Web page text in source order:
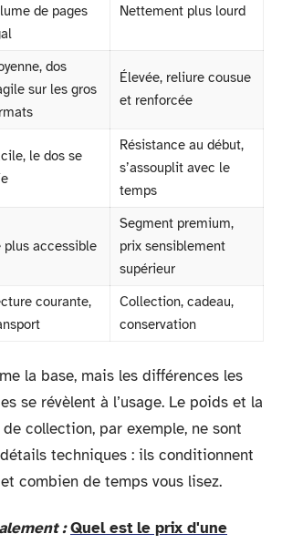
de pages
Nettement plus lourd
dos
sur les gros
Élevée, reliure cousue
et renforcée
le dos se
Résistance au début,
s’assouplit avec le
temps
plus accessible
Segment premium,
prix sensiblement
supérieur
courante,
Collection, cadeau,
conservation
la base, mais les différences les
se révèlent à l’usage. Le poids et la
collection, par exemple, ne sont
techniques : ils conditionnent
combien de temps vous lisez.
: Quel est le prix d'une